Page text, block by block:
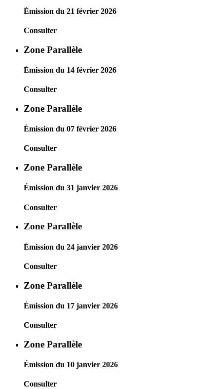
Émission du 21 février 2026
Consulter
Zone Parallèle
Émission du 14 février 2026
Consulter
Zone Parallèle
Émission du 07 février 2026
Consulter
Zone Parallèle
Émission du 31 janvier 2026
Consulter
Zone Parallèle
Émission du 24 janvier 2026
Consulter
Zone Parallèle
Émission du 17 janvier 2026
Consulter
Zone Parallèle
Émission du 10 janvier 2026
Consulter